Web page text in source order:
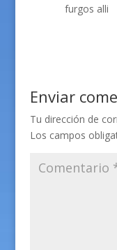
furgos alli
Enviar
Tu dirección de
Los campos